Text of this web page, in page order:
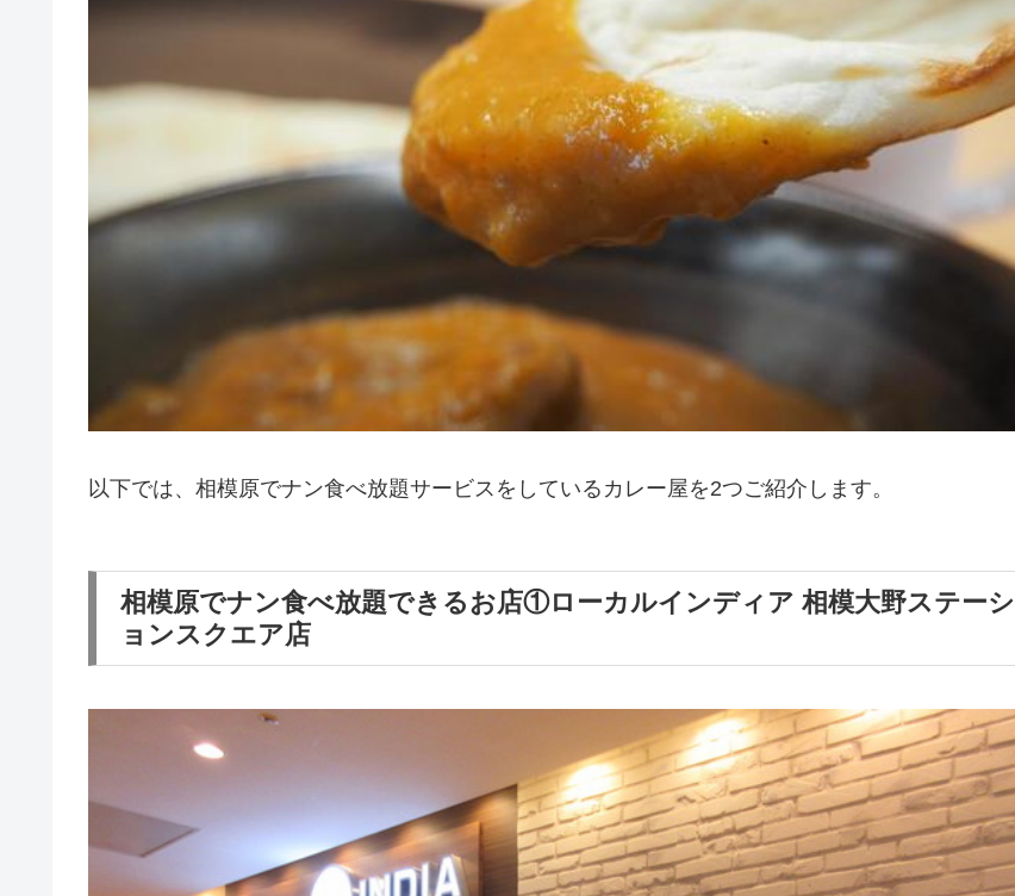
以下では、相模原でナン食べ放題サービスをしているカレー屋を2つご紹介します。
相模原でナン食べ放題できるお店①ローカルインディア 相模大野ステーシ
ョンスクエア店